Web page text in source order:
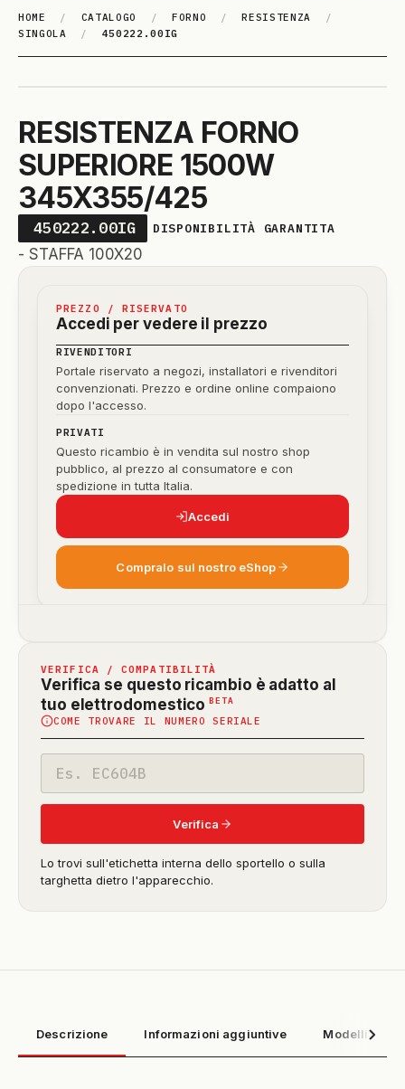
HOME / CATALOGO / FORNO / RESISTENZA
/
SINGOLA
/ 450222.00IG
RESISTENZA FORNO
SUPERIORE 1500W
345X355/425
450222.00IG DISPONIBILITÀ GARANTITA
- STAFFA 100X20
PREZZO / RISERVATO
Accedi per vedere il prezzo
RIVENDITORI
Portale riservato a negozi, installatori e rivenditori
convenzionati. Prezzo e ordine online compaiono
dopo l'accesso.
PRIVATI
Questo ricambio è in vendita sul nostro shop
pubblico, al prezzo al consumatore e con
spedizione in tutta Italia.
Accedi
Compralo sul nostro eShop
VERIFICA / COMPATIBILITÀ
Verifica se questo ricambio è adatto al
tuo elettrodomestico BETA
in
beta)
COME TROVARE IL NUMERO SERIALE
modello
Verifica
Lo trovi sull'etichetta interna dello sportello o sulla
targhetta dietro l'apparecchio.
Descrizione Informazioni aggiuntive Modelli